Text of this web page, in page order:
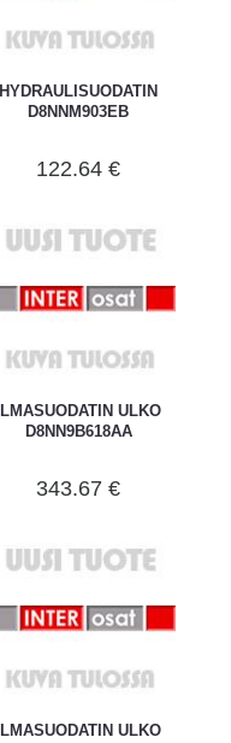
HYDRAULISUODATIN
D8NNM903EB
122.64 €
ILMASUODATIN ULKO
D8NN9B618AA
343.67 €
ILMASUODATIN ULKO